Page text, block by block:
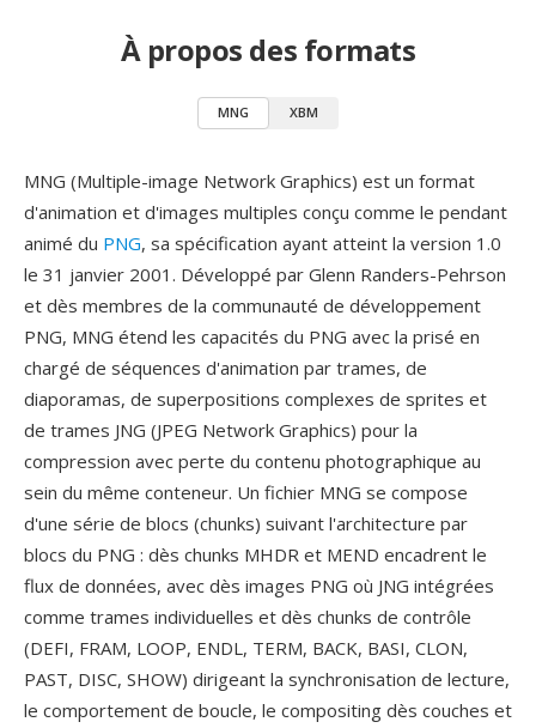
À propos des formats
MNG XBM
MNG (Multiple-image Network Graphics) est un format
d'animation et d'images multiples conçu comme le pendant
animé du PNG, sa spécification ayant atteint la version 1.0
le 31 janvier 2001. Développé par Glenn Randers-Pehrson
et dès membres de la communauté de développement
PNG, MNG étend les capacités du PNG avec la prisé en
chargé de séquences d'animation par trames, de
diaporamas, de superpositions complexes de sprites et
de trames JNG (JPEG Network Graphics) pour la
compression avec perte du contenu photographique au
sein du même conteneur. Un fichier MNG se compose
d'une série de blocs (chunks) suivant l'architecture par
blocs du PNG : dès chunks MHDR et MEND encadrent le
flux de données, avec dès images PNG où JNG intégrées
comme trames individuelles et dès chunks de contrôle
(DEFI, FRAM, LOOP, ENDL, TERM, BACK, BASI, CLON,
PAST, DISC, SHOW) dirigeant la synchronisation de lecture,
le comportement de boucle, le compositing dès couches et